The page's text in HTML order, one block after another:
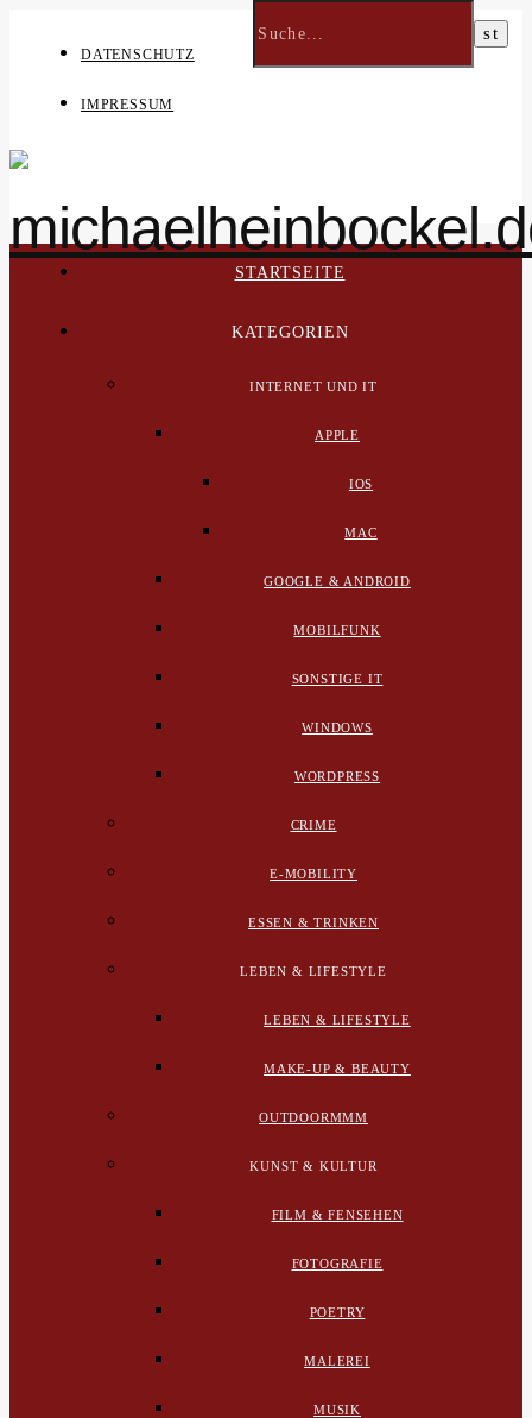
DATENSCHUTZ
IMPRESSUM
STARTSEITE
KATEGORIEN
INTERNET UND IT
APPLE
IOS
MAC
GOOGLE & ANDROID
MOBILFUNK
SONSTIGE IT
WINDOWS
WORDPRESS
CRIME
E-MOBILITY
ESSEN & TRINKEN
LEBEN & LIFESTYLE
LEBEN & LIFESTYLE
MAKE-UP & BEAUTY
OUTDOORMMM
KUNST & KULTUR
FILM & FENSEHEN
FOTOGRAFIE
POETRY
MALEREI
MUSIK